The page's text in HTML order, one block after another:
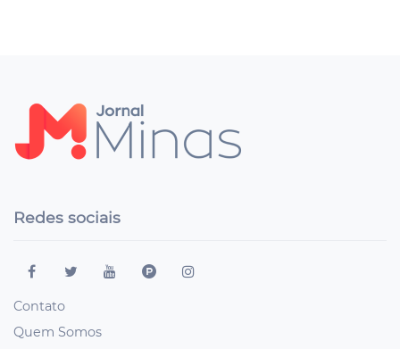
Redes sociais
Contato
Quem Somos